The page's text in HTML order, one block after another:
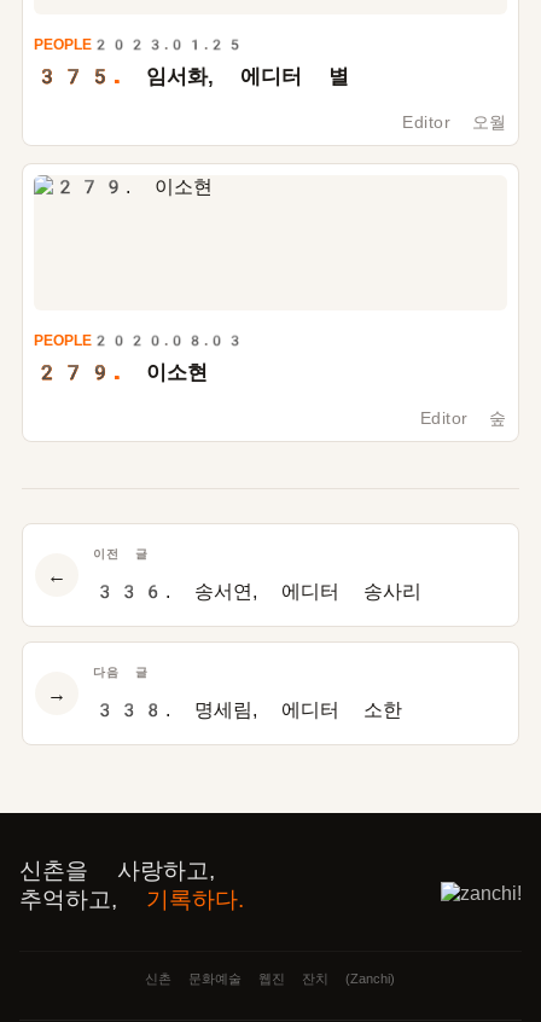
PEOPLE 2023.01.25
375. 임서화, 에디터 별
Editor 오월
PEOPLE 2020.08.03
279. 이소현
Editor 숲
←
이전 글
336. 송서연, 에디터 송사리
다음 글
338. 명세림, 에디터 소한
→
신촌을 사랑하고,
추억하고, 기록하다.
신촌 문화예술 웹진 잔치 (Zanchi)